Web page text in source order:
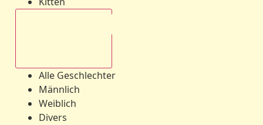
Alle Geschlechter
Männlich
Weiblich
Divers